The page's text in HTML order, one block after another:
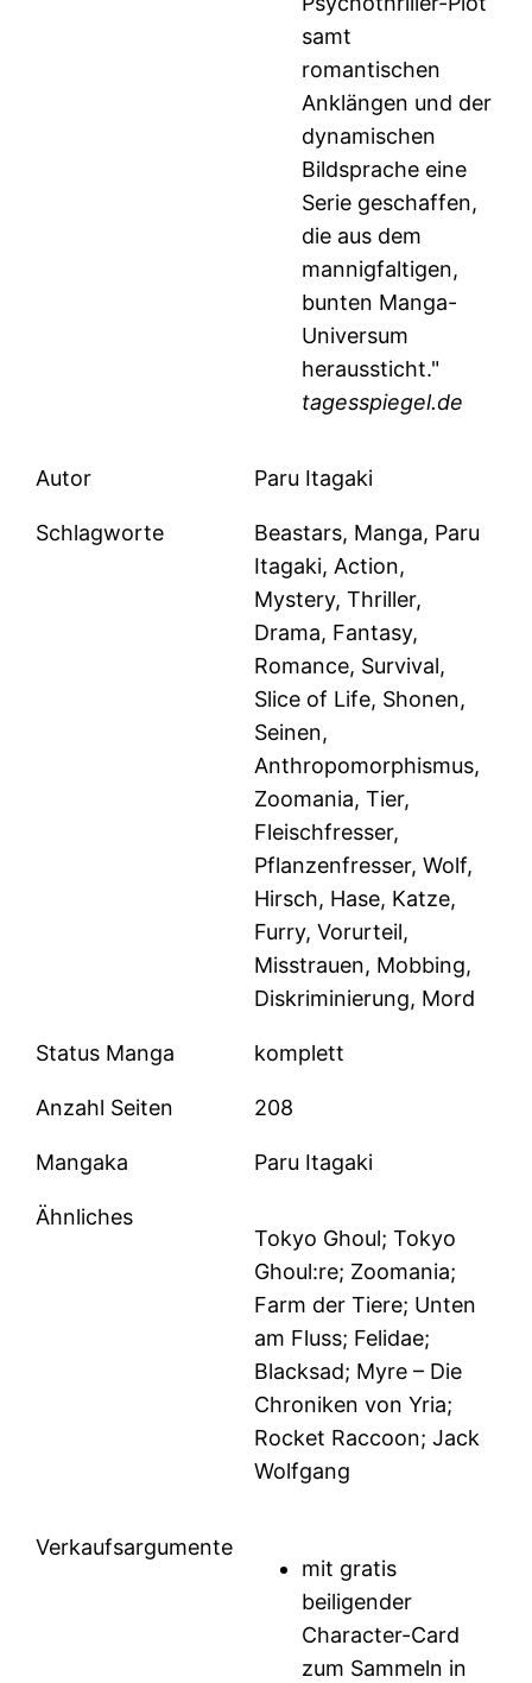
samt
romantischen
Anklängen und der
dynamischen
Bildsprache eine
Serie geschaffen,
die aus dem
mannigfaltigen,
bunten Manga-
Universum
heraussticht."
tagesspiegel.de
Autor Paru Itagaki
Schlagworte
Beastars, Manga, Paru
Itagaki, Action,
Mystery, Thriller,
Drama, Fantasy,
Romance, Survival,
Slice of Life, Shonen,
Seinen,
Anthropomorphismus,
Zoomania, Tier,
Fleischfresser,
Pflanzenfresser, Wolf,
Hirsch, Hase, Katze,
Furry, Vorurteil,
Misstrauen, Mobbing,
Diskriminierung, Mord
Status Manga komplett
Anzahl Seiten 208
Mangaka Paru Itagaki
Ähnliches
Tokyo Ghoul; Tokyo
Ghoul:re; Zoomania;
Farm der Tiere; Unten
am Fluss; Felidae;
Blacksad; Myre – Die
Chroniken von Yria;
Rocket Raccoon; Jack
Wolfgang
Verkaufsargumente
mit gratis
beiligender
Character-Card
zum Sammeln in